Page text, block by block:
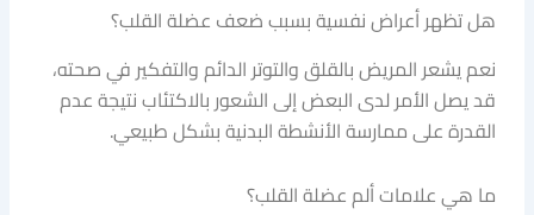
هل تظهر أعراض نفسية بسبب ضعف عضلة القلب؟
نعم يشعر المريض بالقلق والتوتر الدائم والتفكير في صحته،
قد يصل الأمر لدى البعض إلى الشعور بالاكتئاب نتيجة عدم
القدرة على ممارسة الأنشطة البدنية بشكل طبيعي.
ما هي علامات ألم عضلة القلب؟